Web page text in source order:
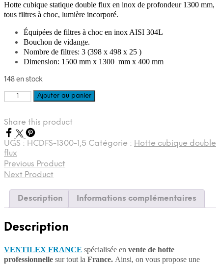
Hotte cubique statique double flux en inox de profondeur 1300 mm,
tous filtres à choc, lumière incorporé.
Équipées de filtres à choc en inox AISI 304L
Bouchon de vidange.
Nombre de filtres: 3 (398 x 498 x 25 )
Dimension: 1500 mm x 1300 mm x 400 mm
148 en stock
quantité
de
professionnelle
double
flux
1500mm
Ajouter au panier
Share this product
UGS : HCDFS-1300-1,5 Catégorie : Hotte cubique double
flux
Previous Product
Next Product
Description Informations complémentaires
Description
VENTILEX FRANCE spécialisée en vente de hotte
professionnelle sur tout la France. Ainsi, on vous propose une